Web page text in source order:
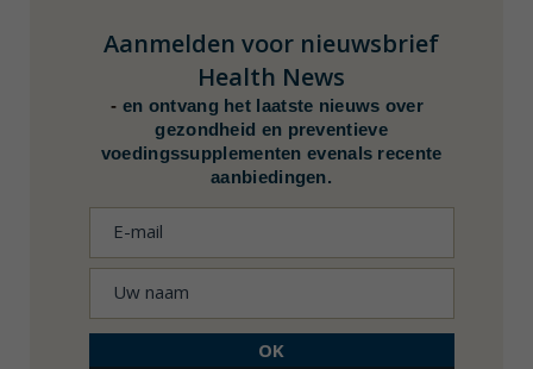
Aanmelden voor nieuwsbrief
Health News
- en ontvang het laatste nieuws over
gezondheid en preventieve
voedingssupplementen evenals recente
aanbiedingen.